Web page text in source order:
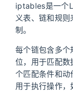
iptables是一个
义表、链和规
制。
每个链包含多
位，用于匹配数
个匹配条件和动
用于执行操作，